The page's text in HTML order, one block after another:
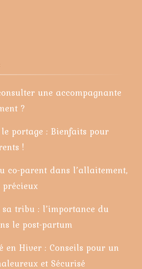
une accompagnante
?
portage : Bienfaits pour
!
co-parent dans l’allaitement,
tribu : l’importance du
le post-partum
en Hiver : Conseils pour un
et Sécurisé